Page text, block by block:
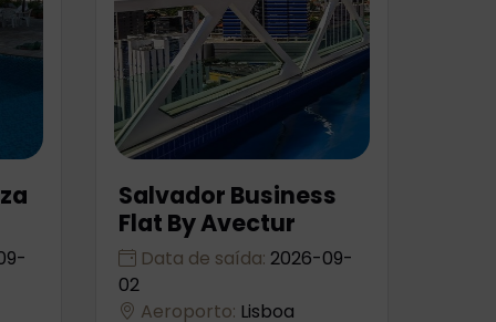
Salvador Business
Flat By Avectur
Data de saída: 2026-09-
02
Aeroporto: Lisboa